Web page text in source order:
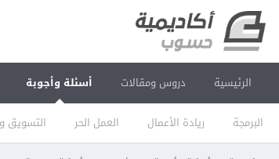
الرئيسية دروس ومقالات أسئلة وأجوبة
البرمجة ريادة الأعمال العمل الحر التسويق